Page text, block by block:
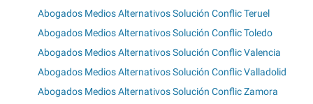
Abogados Medios Alternativos Solución Conflic Teruel
Abogados Medios Alternativos Solución Conflic Toledo
Abogados Medios Alternativos Solución Conflic Valencia
Abogados Medios Alternativos Solución Conflic Valladolid
Abogados Medios Alternativos Solución Conflic Zamora